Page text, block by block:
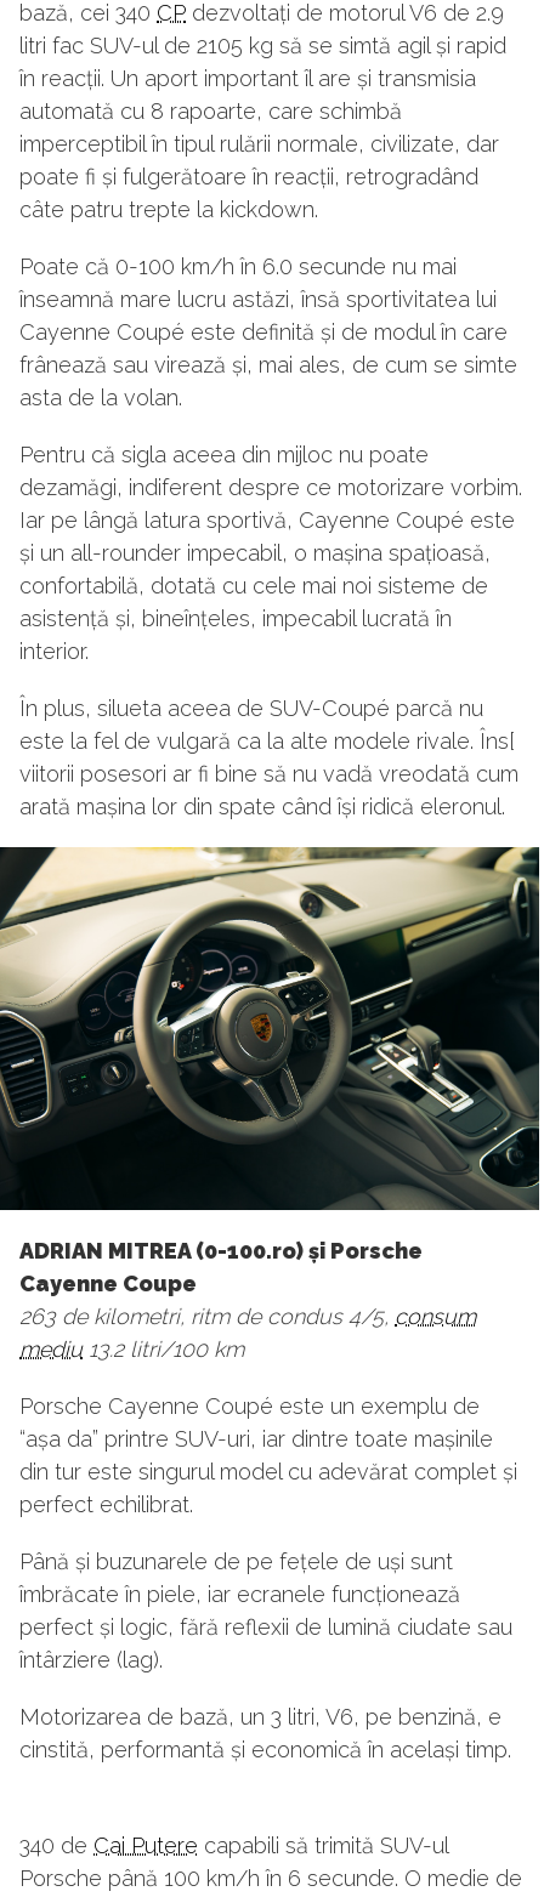
bază, cei 340 CP dezvoltați de motorul V6 de 2.9
litri fac SUV-ul de 2105 kg să se simtă agil și rapid
în reacții. Un aport important îl are și transmisia
automată cu 8 rapoarte, care schimbă
imperceptibil în tipul rulării normale, civilizate, dar
poate fi și fulgerătoare în reacții, retrogradând
câte patru trepte la kickdown.
Poate că 0-100 km/h în 6.0 secunde nu mai
înseamnă mare lucru astăzi, însă sportivitatea lui
Cayenne Coupé este definită și de modul în care
frânează sau virează și, mai ales, de cum se simte
asta de la volan.
Pentru că sigla aceea din mijloc nu poate
dezamăgi, indiferent despre ce motorizare vorbim.
Iar pe lângă latura sportivă, Cayenne Coupé este
și un all-rounder impecabil, o mașina spațioasă,
confortabilă, dotată cu cele mai noi sisteme de
asistență și, bineînțeles, impecabil lucrată în
interior.
În plus, silueta aceea de SUV-Coupé parcă nu
este la fel de vulgară ca la alte modele rivale. Îns[
viitorii posesori ar fi bine să nu vadă vreodată cum
arată mașina lor din spate când își ridică eleronul.
ADRIAN MITREA (0-100.ro) și Porsche
Cayenne Coupe
263 de kilometri, ritm de condus 4/5, consum
mediu13.2 litri/100 km
Porsche Cayenne Coupé este un exemplu de
“așa da” printre SUV-uri, iar dintre toate mașinile
din tur este singurul model cu adevărat complet și
perfect echilibrat.
Până și buzunarele de pe fețele de uși sunt
îmbrăcate în piele, iar ecranele funcționează
perfect și logic, fără reflexii de lumină ciudate sau
întârziere (lag).
Motorizarea de bază, un 3 litri, V6, pe benzină, e
cinstită, performantă și economică în același timp.
340 de Cai Putere capabili să trimită SUV-ul
Porsche până 100 km/h în 6 secunde. O medie de